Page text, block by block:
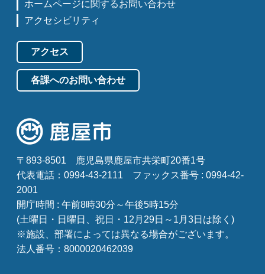
ホームページに関するお問い合わせ
アクセシビリティ
アクセス
各課へのお問い合わせ
〒893-8501
鹿児島県鹿屋市共栄町20番1号
代表電話：0994-43-2111
ファックス番号 : 0994-42-
2001
開庁時間 : 午前8時30分～午後5時15分
(土曜日・日曜日、祝日・12月29日～1月3日は除く)
※施設、部署によっては異なる場合がございます。
法人番号：8000020462039